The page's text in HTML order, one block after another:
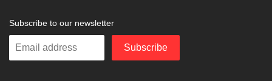
Subscribe to our newsletter
Enter
Subscribe